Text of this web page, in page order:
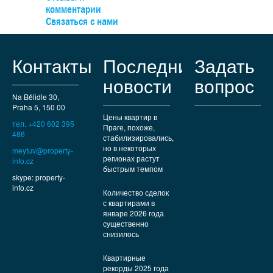
школы, спортплощадки и торговые центры. До узла
можно легко доехать на автобусе, а на машине —
комментарии
Связаться с нами
Контакты
Na Bělidle 30,
Praha 5, 150 00
тел. +420 602 395
486
meytuv@property-
info.cz
skype: property-
info.cz
Последние
новости
Цены квартир в
Праге, похоже,
стабилизировались,
но в некоторых
регионах растут
быстрым темпом
Количество сделок
с квартирами в
январе 2026 года
существенно
снизилось
Квартирные
рекорды 2025 года
Задать
вопрос